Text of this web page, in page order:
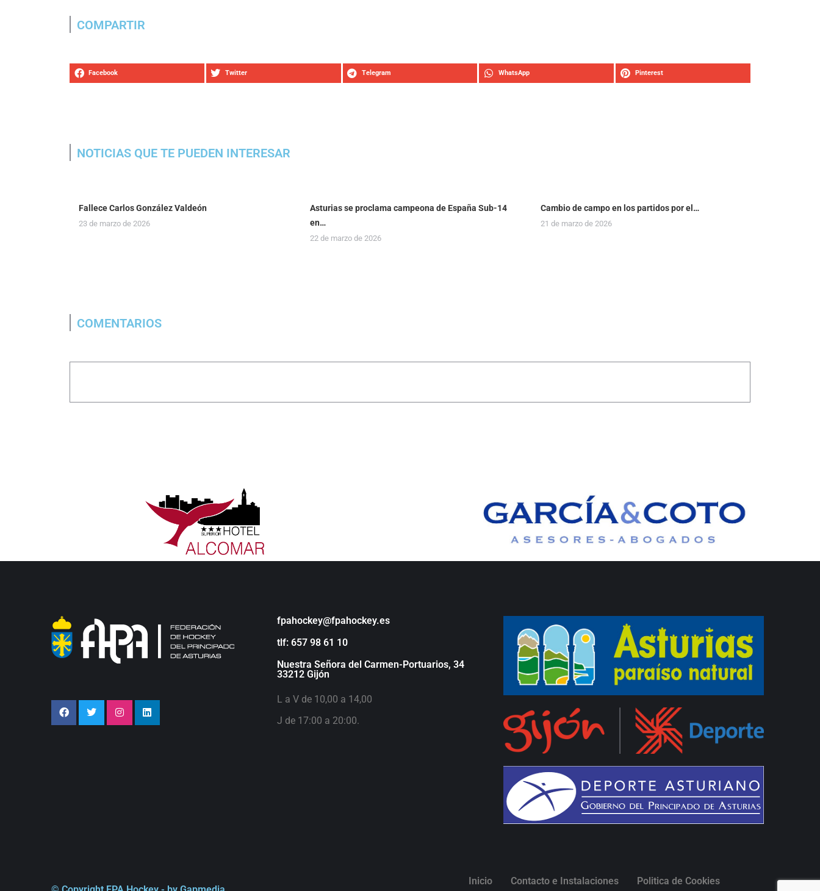
COMPARTIR
Facebook Twitter Telegram WhatsApp Pinterest
NOTICIAS QUE TE PUEDEN INTERESAR
Fallece Carlos González Valdeón
23 de marzo de 2026
Asturias se proclama campeona de España Sub-14
en…
22 de marzo de 2026
Cambio de campo en los partidos por el…
21 de marzo de 2026
COMENTARIOS
fpahockey@fpahockey.es
tlf: 657 98 61 10
Nuestra Señora del Carmen-Portuarios, 34
33212 Gijón
L a V de 10,00 a 14,00
J de 17:00 a 20:00.
Inicio Contacto e Instalaciones Politica de Cookies